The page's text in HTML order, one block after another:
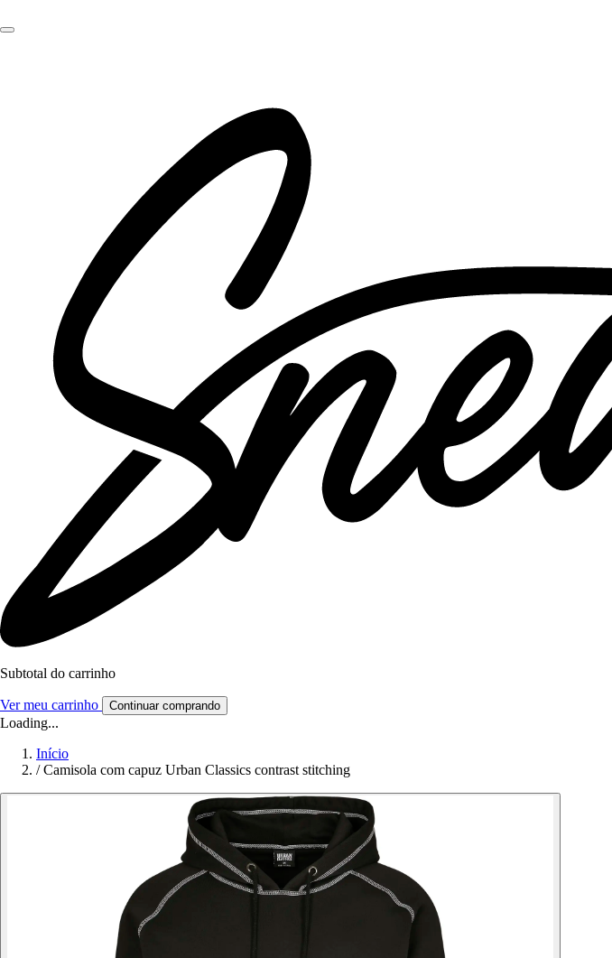
Subtotal do carrinho
Ver meu carrinho Continuar comprando
Loading...
Início
/ Camisola com capuz Urban Classics contrast stitching